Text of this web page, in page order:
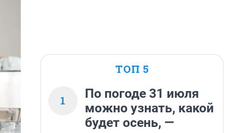
ТОП 5
1
По погоде 31 июля
можно узнать, какой
будет осень, —